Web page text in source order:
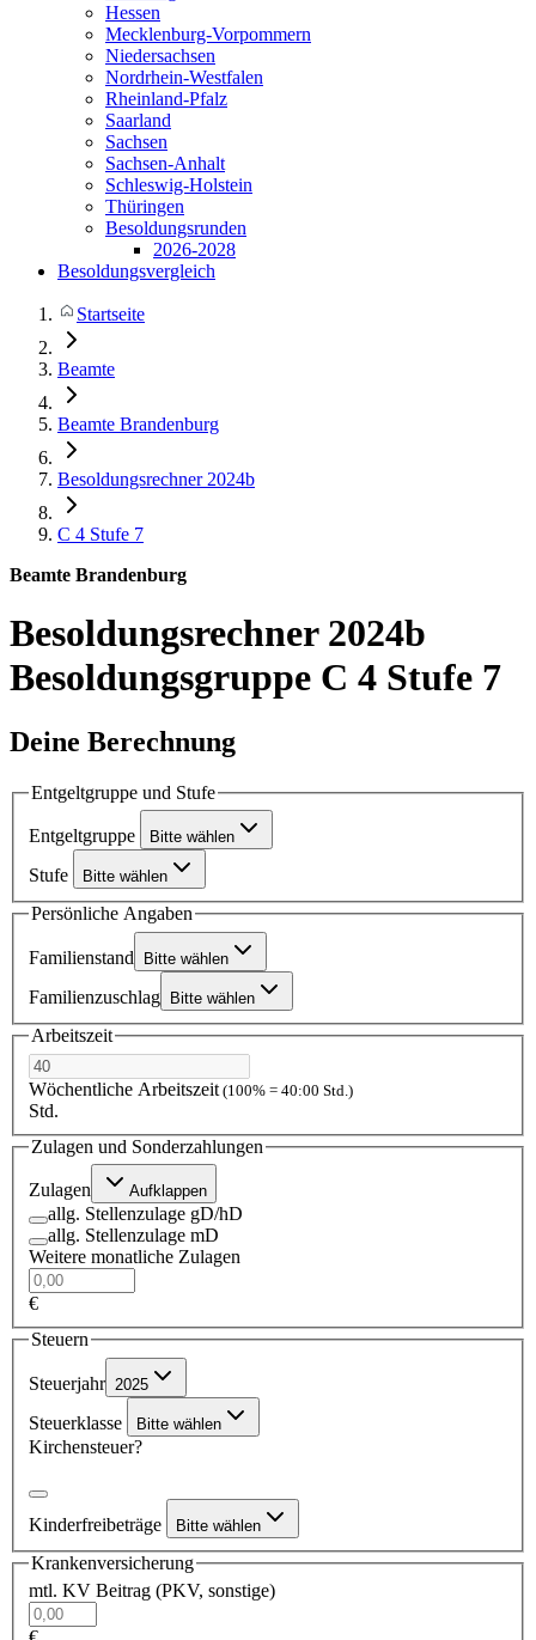
Hessen
Mecklenburg-Vorpommern
Niedersachsen
Nordrhein-Westfalen
Rheinland-Pfalz
Saarland
Sachsen
Sachsen-Anhalt
Schleswig-Holstein
Thüringen
Besoldungsrunden
2026-2028
Besoldungsvergleich
Startseite
Beamte
Beamte Brandenburg
Besoldungsrechner 2024b
C 4 Stufe 7
Beamte Brandenburg
Besoldungsrechner 2024b
Besoldungsgruppe C 4 Stufe 7
Deine Berechnung
Entgeltgruppe und Stufe
Entgeltgruppe Bitte wählen
Stufe Bitte wählen
Persönliche Angaben
Familienstand Bitte wählen
Familienzuschlag Bitte wählen
Arbeitszeit
Wöchentliche Arbeitszeit (100% = 40:00 Std.)
Std.
Zulagen und Sonderzahlungen
Zulagen Aufklappen
allg. Stellenzulage gD/hD
allg. Stellenzulage mD
Weitere monatliche Zulagen
€
Steuern
Steuerjahr 2025
Steuerklasse Bitte wählen
Kirchensteuer?
Kinderfreibeträge Bitte wählen
Krankenversicherung
mtl. KV Beitrag (PKV, sonstige)